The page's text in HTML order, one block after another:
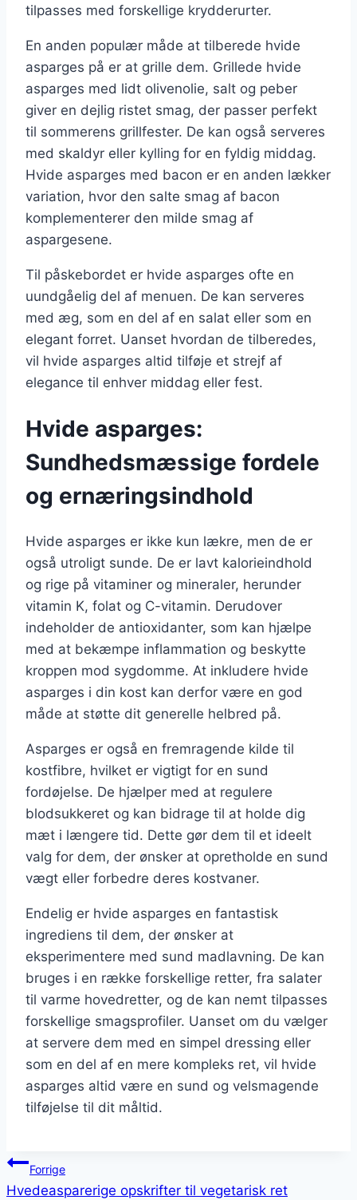
tilpasses med forskellige krydderurter.
En anden populær måde at tilberede hvide
asparges på er at grille dem. Grillede hvide
asparges med lidt olivenolie, salt og peber
giver en dejlig ristet smag, der passer perfekt
til sommerens grillfester. De kan også serveres
med skaldyr eller kylling for en fyldig middag.
Hvide asparges med bacon er en anden lækker
variation, hvor den salte smag af bacon
komplementerer den milde smag af
aspargesene.
Til påskebordet er hvide asparges ofte en
uundgåelig del af menuen. De kan serveres
med æg, som en del af en salat eller som en
elegant forret. Uanset hvordan de tilberedes,
vil hvide asparges altid tilføje et strejf af
elegance til enhver middag eller fest.
Hvide asparges:
Sundhedsmæssige fordele
og ernæringsindhold
Hvide asparges er ikke kun lækre, men de er
også utroligt sunde. De er lavt kalorieindhold
og rige på vitaminer og mineraler, herunder
vitamin K, folat og C-vitamin. Derudover
indeholder de antioxidanter, som kan hjælpe
med at bekæmpe inflammation og beskytte
kroppen mod sygdomme. At inkludere hvide
asparges i din kost kan derfor være en god
måde at støtte dit generelle helbred på.
Asparges er også en fremragende kilde til
kostfibre, hvilket er vigtigt for en sund
fordøjelse. De hjælper med at regulere
blodsukkeret og kan bidrage til at holde dig
mæt i længere tid. Dette gør dem til et ideelt
valg for dem, der ønsker at opretholde en sund
vægt eller forbedre deres kostvaner.
Endelig er hvide asparges en fantastisk
ingrediens til dem, der ønsker at
eksperimentere med sund madlavning. De kan
bruges i en række forskellige retter, fra salater
til varme hovedretter, og de kan nemt tilpasses
forskellige smagsprofiler. Uanset om du vælger
at servere dem med en simpel dressing eller
som en del af en mere kompleks ret, vil hvide
asparges altid være en sund og velsmagende
tilføjelse til dit måltid.
Indlægsnavigation
Forrige
Hvedeasparerige opskrifter til vegetarisk ret